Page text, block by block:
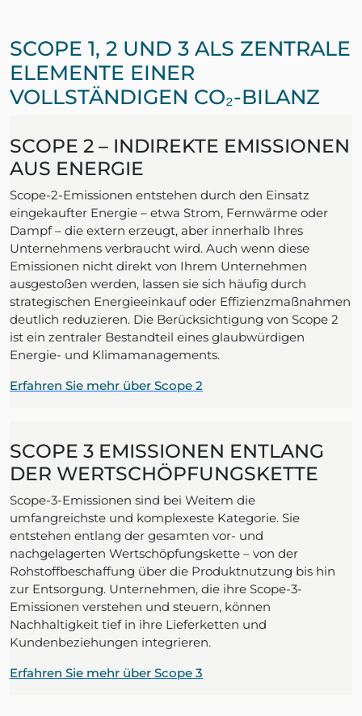
SCOPE 1, 2 UND 3 ALS ZENTRALE
ELEMENTE EINER
VOLLSTÄNDIGEN CO₂-BILANZ
SCOPE 2 – INDIREKTE EMISSIONEN
AUS ENERGIE
Scope-2-Emissionen entstehen durch den Einsatz
eingekaufter Energie – etwa Strom, Fernwärme oder
Dampf – die extern erzeugt, aber innerhalb Ihres
Unternehmens verbraucht wird. Auch wenn diese
Emissionen nicht direkt von Ihrem Unternehmen
ausgestoßen werden, lassen sie sich häufig durch
strategischen Energieeinkauf oder Effizienzmaßnahmen
deutlich reduzieren. Die Berücksichtigung von Scope 2
ist ein zentraler Bestandteil eines glaubwürdigen
Energie- und Klimamanagements.
Erfahren Sie mehr über Scope 2
SCOPE 3 EMISSIONEN ENTLANG
DER WERTSCHÖPFUNGSKETTE
Scope-3-Emissionen sind bei Weitem die
umfangreichste und komplexeste Kategorie. Sie
entstehen entlang der gesamten vor- und
nachgelagerten Wertschöpfungskette – von der
Rohstoffbeschaffung über die Produktnutzung bis hin
zur Entsorgung. Unternehmen, die ihre Scope-3-
Emissionen verstehen und steuern, können
Nachhaltigkeit tief in ihre Lieferketten und
Kundenbeziehungen integrieren.
Erfahren Sie mehr über Scope 3